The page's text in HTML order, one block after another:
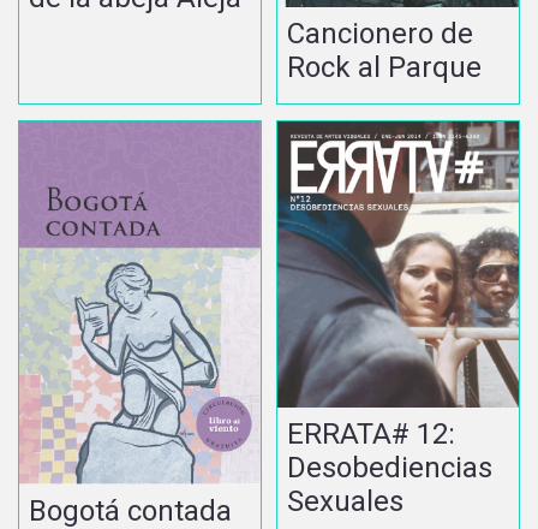
Cancionero de
Rock al Parque
Bogotá contada
ERRATA# 12:
Desobediencias
Sexuales